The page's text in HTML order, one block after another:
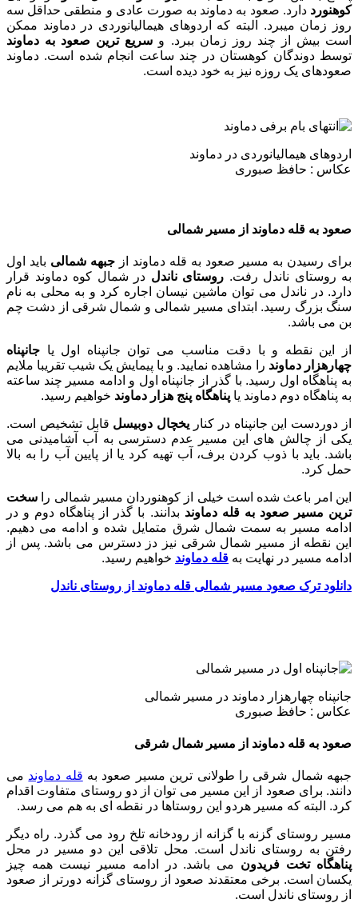
کوهنورد دارد. صعود به دماوند به صورت عادی و منطقی حداقل سه
روز زمان میبرد. البته که اردوهای هیمالیانوردی در دماوند ممکن
است بیش از چند روز زمان ببرد. و سریع ترین صعود به دماوند
توسط دوندگان کوهستان در چند ساعت انجام شده است. دماوند
صعودهای یک روزه نیز به خود دیده است.
اردوهای هیمالیانوردی در دماوند
عکاس : حافظ صبوری
صعود به قله دماوند از مسیر شمالی
برای رسیدن به مسیر صعود به قله دماوند از جبهه شمالی باید اول
به روستای ناندل رفت. روستای ناندل در شمال کوه دماوند قرار
دارد. در ناندل می توان ماشین نیسان اجاره کرد و به محلی به نام
سنگ بزرگ رسید. ابتدای مسیر شمالی و شمال شرقی از دشت چم
بن می باشد.
از این نقطه و با دقت مناسب می توان جانپناه اول یا جانپناه
چهارهزار دماوند را مشاهده نمایید. و با پیمایش یک شیب تقریبا ملایم
به پناهگاه اول رسید. با گذر از جانپناه اول و ادامه مسیر چند ساعته
به پناهگاه دوم دماوند یا پناهگاه پنج هزار دماوند خواهیم رسید.
از دوردست این جانپناه در کنار یخچال دوبیسل قابل تشخیص است.
یکی از چالش های این مسیر عدم دسترسی به آب آشامیدنی می
باشد. باید با ذوب کردن برف، آب تهیه کرد یا از پایین آب را به بالا
حمل کرد.
این امر باعث شده است خیلی از کوهنوردان مسیر شمالی را سخت
ترین مسیر صعود به قله دماوند بدانند. با گذر از پناهگاه دوم و در
ادامه مسیر به سمت شمال شرق متمایل شده و ادامه می دهیم.
این نقطه از مسیر شمال شرقی نیز دز دسترس می باشد. پس از
ادامه مسیر در نهایت به قله دماوند خواهیم رسید.
دانلود ترک صعود مسیر شمالی قله دماوند از روستای ناندل
جانپناه چهارهزار دماوند در مسیر شمالی
عکاس : حافظ صبوری
صعود به قله دماوند از مسیر شمال شرقی
جبهه شمال شرقی را طولانی ترین مسیر صعود به قله دماوند می
دانند. برای صعود از این مسیر می توان از دو روستای متفاوت اقدام
کرد. البته که مسیر هردو این روستاها در نقطه ای به هم می رسد.
مسیر روستای گزنه با گزانه از رودخانه تلخ رود می گذرد. راه دیگر
رفتن به روستای ناندل است. محل تلاقی این دو مسیر در محل
پناهگاه تخت فریدون می باشد. در ادامه مسیر نیست همه چیز
یکسان است. برخی معتقدند صعود از روستای گزانه دورتر از صعود
از روستای ناندل است.